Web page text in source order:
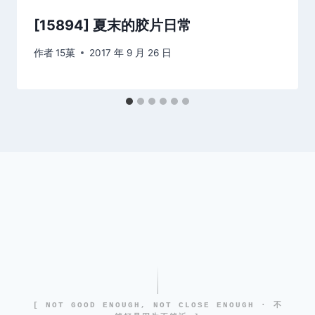
[15894] 夏末的胶片日常
作者15菓 2017 年 9 月 26 日
[ NOT GOOD ENOUGH, NOT CLOSE ENOUGH · 不